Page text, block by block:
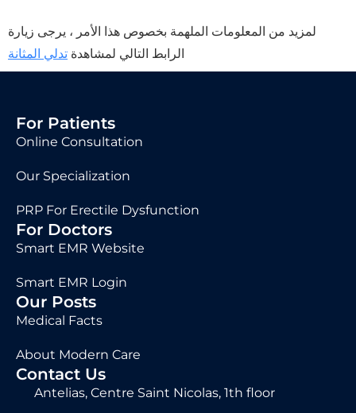
لمزيد من المعلومات الملهمة بخصوص هذا الأمر ، يرجى زيارة
الرابط التالي لمشاهدة تدلي المثانة
For Patients
Online Consultation
Our Specialization
PRP For Erectile Dysfunction
For Doctors
Smart EMR Website
Smart EMR Login
Our Posts
Medical Facts
About Modern Care
Contact Us
Antelias, Centre Saint Nicolas, 1th floor